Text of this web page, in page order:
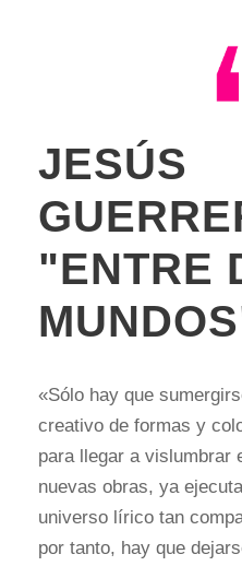
JESÚS
"ENTRE
«Sólo hay que
creativo de formas y
para llegar a vislumbrar
nuevas obras, ya
universo lírico tan
por tanto, hay que